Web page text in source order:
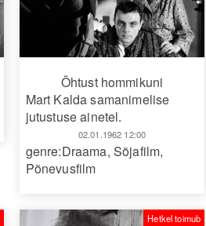
Õhtust hommikuni
Mart Kalda samanimelise
jutustuse ainetel.
02.01.1962 12:00
genre:Draama, Sõjafilm,
Põnevusfilm
Hetkel toimub